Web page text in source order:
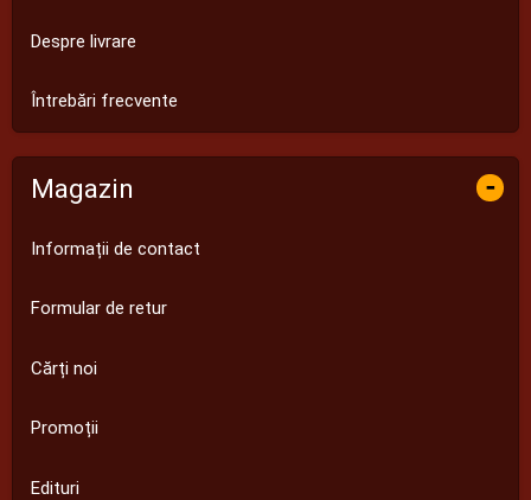
Despre livrare
Întrebări frecvente
Magazin -
Informații de contact
Formular de retur
Cărți noi
Promoții
Edituri